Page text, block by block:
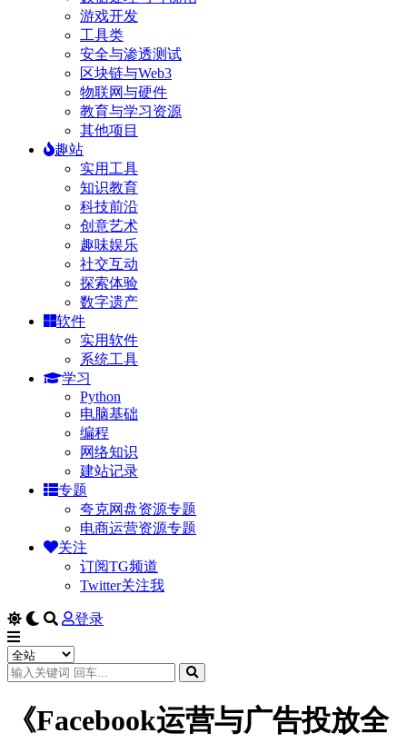
游戏开发
工具类
安全与渗透测试
区块链与Web3
物联网与硬件
教育与学习资源
其他项目
趣站
实用工具
知识教育
科技前沿
创意艺术
趣味娱乐
社交互动
探索体验
数字遗产
软件
实用软件
系统工具
学习
Python
电脑基础
编程
网络知识
建站记录
专题
夸克网盘资源专题
电商运营资源专题
关注
订阅TG频道
Twitter关注我
登录
《Facebook运营与广告投放全